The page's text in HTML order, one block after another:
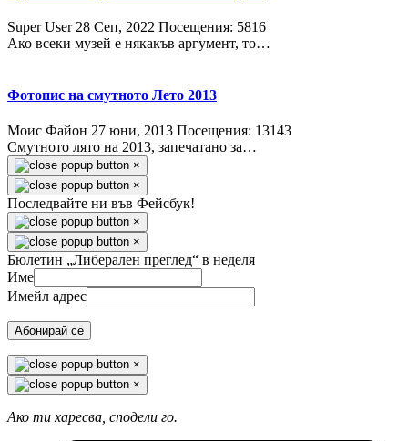
Super User 28 Сeп, 2022 Посещения: 5816
Ако всеки музей е някакъв аргумент, то…
Фотопис на смутното Лето 2013
Моис Файон 27 юни, 2013 Посещения: 13143
Смутното лято на 2013, запечатано за…
×
×
Последвайте ни във Фейсбук!
×
×
Бюлетин „Либерален преглед“ в неделя
Име
Имейл адрес
Абонирай се
×
×
Ако ти харесва, сподели го.